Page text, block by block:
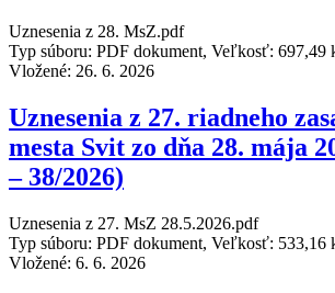
Uznesenia z 28. MsZ.pdf
Typ súboru: PDF dokument, Veľkosť: 697,49
Vložené: 26. 6. 2026
Uznesenia z 27. riadneho
mesta Svit zo dňa 28. mája
– 38/2026)
Uznesenia z 27. MsZ 28.5.2026.pdf
Typ súboru: PDF dokument, Veľkosť: 533,16
Vložené: 6. 6. 2026